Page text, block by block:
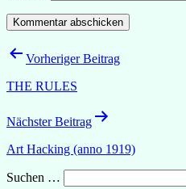
Beitragsnavigation
Vorheriger Beitrag
THE RULES
Nächster Beitrag
Art Hacking (anno 1919)
Suchen …